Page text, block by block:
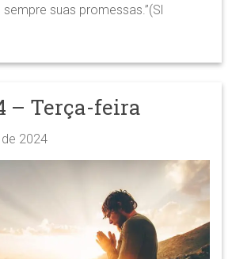
sempre suas promessas.”(Sl
– Terça-feira
2024